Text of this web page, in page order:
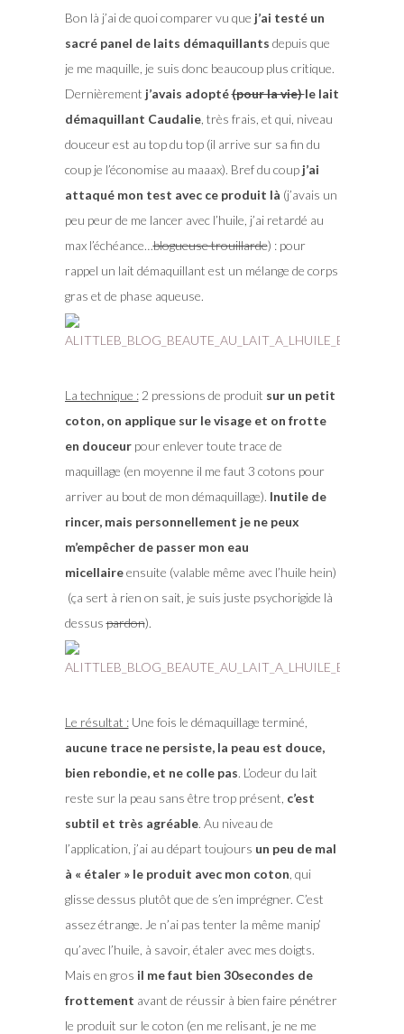
Bon là j’ai de quoi comparer vu que j’ai testé un
sacré panel de laits démaquillants depuis que
je me maquille, je suis donc beaucoup plus critique.
Dernièrement j’avais adopté(pour la vie)le lait
démaquillant Caudalie, très frais, et qui, niveau
douceur est au top du top (il arrive sur sa fin du
coup je l’économise au maaax). Bref du coup j’ai
attaqué mon test avec ce produit là (j’avais un
peu peur de me lancer avec l’huile, j’ai retardé au
max l’échéance…blogueuse trouillarde) : pour
rappel un lait démaquillant est un mélange de corps
gras et de phase aqueuse.
La technique :2 pressions de produit sur un petit
coton, on applique sur le visage et on frotte
en douceurpour enlever toute trace de
maquillage (en moyenne il me faut 3 cotons pour
arriver au bout de mon démaquillage). Inutile de
rincer, mais personnellement je ne peux
m’empêcher de passer mon eau
micellaireensuite (valable même avec l’huile hein)
(ça sert à rien on sait, je suis juste psychorigide là
dessuspardon).
Le résultat :Une fois le démaquillage terminé,
aucune trace ne persiste, la peau est douce,
bien rebondie, et ne colle pas. L’odeur du lait
reste sur la peau sans être trop présent, c’est
subtil et très agréable. Au niveau de
l’application, j’ai au départ toujours un peu de mal
à « étaler » le produit avec mon coton , qui
glisse dessus plutôt que de s’en imprégner. C’est
assez étrange. Je n’ai pas tenter la même manip’
qu’avec l’huile, à savoir, étaler avec mes doigts.
Mais en gros il me faut bien 30secondes de
frottement avant de réussir à bien faire pénétrer
le produit sur le coton (en me relisant, je ne me